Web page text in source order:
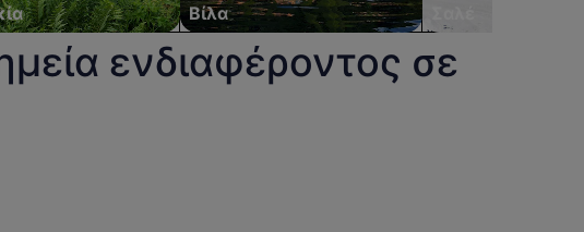
Βίλα
ενδιαφέροντος σε